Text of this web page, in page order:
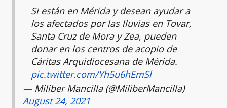
Si están en Mérida y desean ayudar a
los afectados por las lluvias en Tovar,
Santa Cruz de Mora y Zea, pueden
donar en los centros de acopio de
Cáritas Arquidiocesana de Mérida.
pic.twitter.com/Yh5u6hEmSl
— Miliber Mancilla (@MiliberMancilla)
August 24, 2021